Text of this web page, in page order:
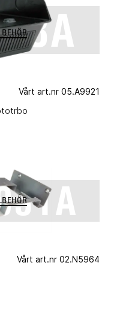
Vårt art.nr 05.A9921
Vårt art.nr 02.N5964